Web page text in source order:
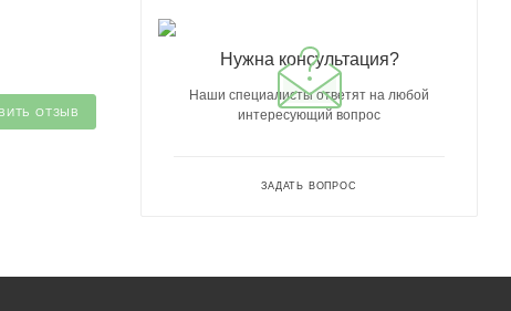
ОТЗЫВ
Нужна консультация?
Наши специалисты ответят на любой
интересующий вопрос
ЗАДАТЬ ВОПРОС